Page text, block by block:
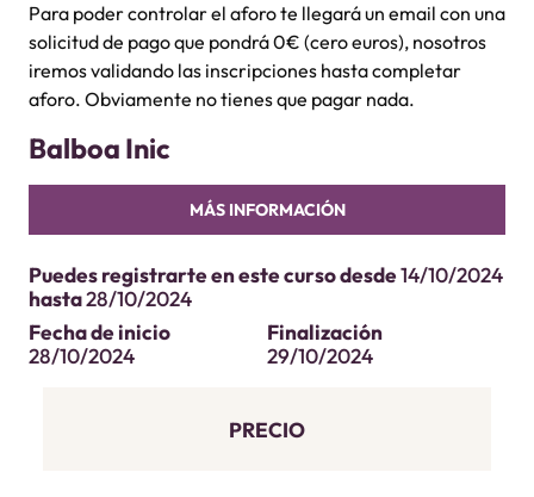
Para poder controlar el aforo te llegará un email con una
solicitud de pago que pondrá 0€ (cero euros), nosotros
iremos validando las inscripciones hasta completar
aforo. Obviamente no tienes que pagar nada.
Balboa Inic
MÁS INFORMACIÓN
Puedes registrarte en este curso desde14/10/2024
hasta28/10/2024
Fecha de inicio
28/10/2024
Finalización
29/10/2024
PRECIO